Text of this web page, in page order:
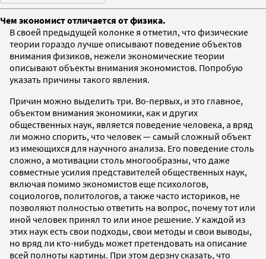
Чем экономист отличается от физика.
В своей предыдущей колонке я отметил, что физические
теории гораздо лучше описывают поведение объектов
внимания физиков, нежели экономические теории
описывают объекты внимания экономистов. Попробую
указать причины такого явления.
Причин можно выделить три. Во-первых, и это главное,
объектом внимания экономики, как и других
общественных наук, является поведение человека, а вряд
ли можно спорить, что человек — самый сложный объект
из имеющихся для научного анализа. Его поведение столь
сложно, а мотивации столь многообразны, что даже
совместные усилия представителей общественных наук,
включая помимо экономистов еще психологов,
социологов, политологов, а также часто историков, не
позволяют полностью ответить на вопрос, почему тот или
иной человек принял то или иное решение. У каждой из
этих наук есть свои подходы, свои методы и свои выводы,
но вряд ли кто-нибудь может претендовать на описание
всей полноты картины. При этом дерзну сказать, что